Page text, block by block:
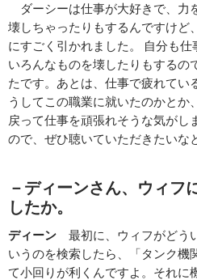
ダーシーは仕事が大好きで、力
壊しちゃったりもするんですけど
にすごく引かれました。 自分も
いろんなものを壊したりもするの
たです。あとは、仕事で疲れてい
うしてこの職業に就いたのかとか
戻って仕事を頑張れそうな気がし
ので、ぜひ聴いていただきたいな
－ディーンさん、ウィフ
したか。
ディーン 最初に、ウィフがどう
いうのを検索したら、「タンク機
て小回りが利くんですよ。それに